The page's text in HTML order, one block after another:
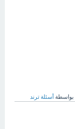
بواسطة أسئلة ترند